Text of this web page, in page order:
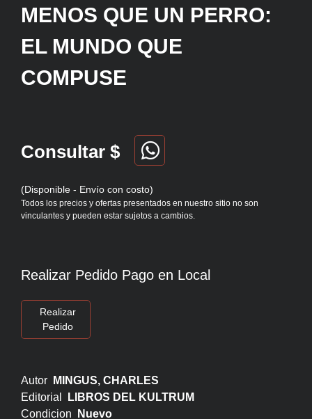
MENOS QUE UN PERRO:
EL MUNDO QUE
COMPUSE
Consultar $
(Disponible - Envío con costo)
Todos los precios y ofertas presentados en nuestro sitio no son
vinculantes y pueden estar sujetos a cambios.
Realizar Pedido Pago en Local
Realizar
Pedido
Autor
MINGUS, CHARLES
Editorial
LIBROS DEL KULTRUM
Condicion
Nuevo